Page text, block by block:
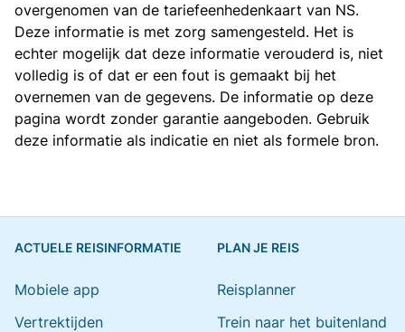
overgenomen van de tariefeenhedenkaart van NS.
Deze informatie is met zorg samengesteld. Het is
echter mogelijk dat deze informatie verouderd is, niet
volledig is of dat er een fout is gemaakt bij het
overnemen van de gegevens. De informatie op deze
pagina wordt zonder garantie aangeboden. Gebruik
deze informatie als indicatie en niet als formele bron.
ACTUELE REISINFORMATIE
Mobiele app
Vertrektijden
PLAN JE REIS
Reisplanner
Trein naar het buitenland